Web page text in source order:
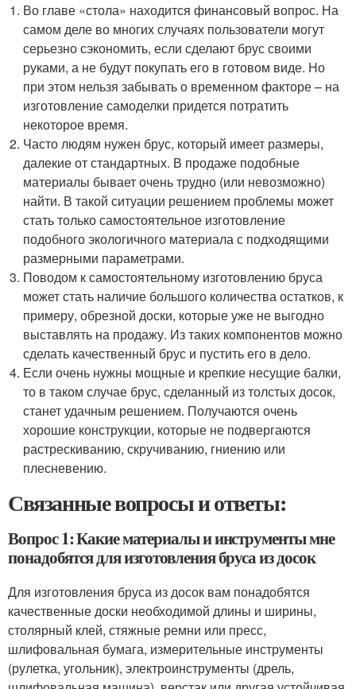
Во главе «стола» находится финансовый вопрос. На
самом деле во многих случаях пользователи могут
серьезно сэкономить, если сделают брус своими
руками, а не будут покупать его в готовом виде. Но
при этом нельзя забывать о временном факторе – на
изготовление самоделки придется потратить
некоторое время.
Часто людям нужен брус, который имеет размеры,
далекие от стандартных. В продаже подобные
материалы бывает очень трудно (или невозможно)
найти. В такой ситуации решением проблемы может
стать только самостоятельное изготовление
подобного экологичного материала с подходящими
размерными параметрами.
Поводом к самостоятельному изготовлению бруса
может стать наличие большого количества остатков, к
примеру, обрезной доски, которые уже не выгодно
выставлять на продажу. Из таких компонентов можно
сделать качественный брус и пустить его в дело.
Если очень нужны мощные и крепкие несущие балки,
то в таком случае брус, сделанный из толстых досок,
станет удачным решением. Получаются очень
хорошие конструкции, которые не подвергаются
растрескиванию, скручиванию, гниению или
плесневению.
Связанные вопросы и ответы:
Вопрос 1: Какие материалы и инструменты мне
понадобятся для изготовления бруса из досок
Для изготовления бруса из досок вам понадобятся
качественные доски необходимой длины и ширины,
столярный клей, стяжные ремни или пресс,
шлифовальная бумага, измерительные инструменты
(рулетка, угольник), электроинструменты (дрель,